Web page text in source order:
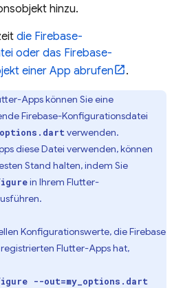
hinzu.
die Firebase-
oder das Firebase-
einer App abrufen
.
Apps können Sie eine
Firebase-Konfigurationsdatei
verwenden.
diese Datei verwenden, können
Stand halten, indem Sie
in Ihrem Flutter-
Konfigurationswerte, die Firebase
Flutter-Apps hat,
--out=my_options.dart